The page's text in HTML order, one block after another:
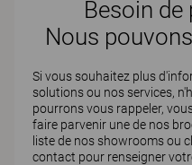
Besoin de
Nous
Si vous souhaitez plus
solutions ou nos services,
pourrons vous rappeler,
faire parvenir une de nos
liste de nos showrooms ou
contact pour renseigner